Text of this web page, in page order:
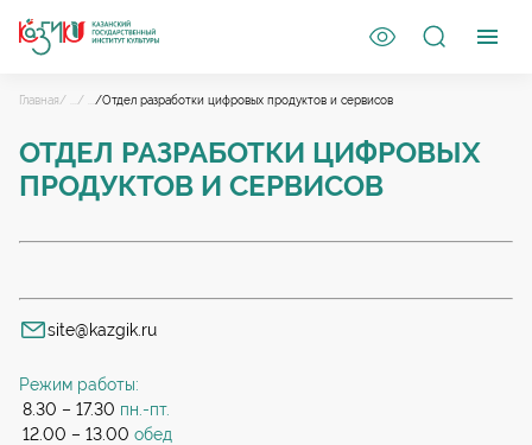
Главная/ ... / ... /Отдел разработки цифровых продуктов и сервисов
ОТДЕЛ РАЗРАБОТКИ ЦИФРОВЫХ
ПРОДУКТОВ И СЕРВИСОВ
site@kazgik.ru
Режим работы:
8.30 – 17.30 пн.-пт.
12.00 – 13.00 обед